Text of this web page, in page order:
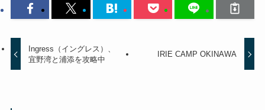
Ingress（イングレス）、
宜野湾と浦添を攻略中
IRIE CAMP OKINAWA